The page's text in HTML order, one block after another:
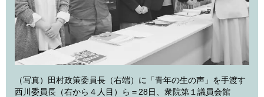
（写真）田村政策委員長（右端）に「青年の生の声」を手渡す
西川委員長（右から４人目）ら＝28日、衆院第１議員会館